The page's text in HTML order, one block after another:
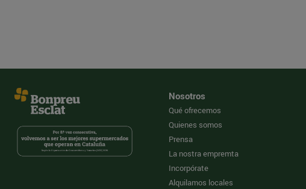
Nosotros
Qué ofrecemos
Quienes somos
Prensa
La nostra empremta
Incorpórate
Alquilamos locales